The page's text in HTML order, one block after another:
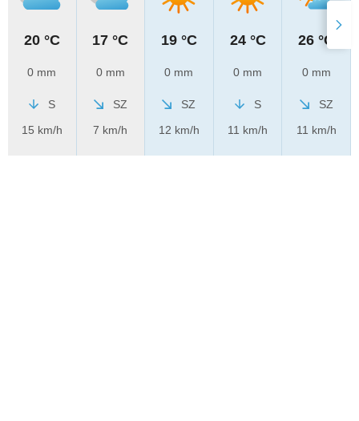
20 °C
0 mm
S
15 km/h
17 °C
0 mm
SZ
7 km/h
19 °C
0 mm
SZ
12 km/h
24 °C
0 mm
S
11 km/h
26 °C
0 mm
SZ
11 km/h